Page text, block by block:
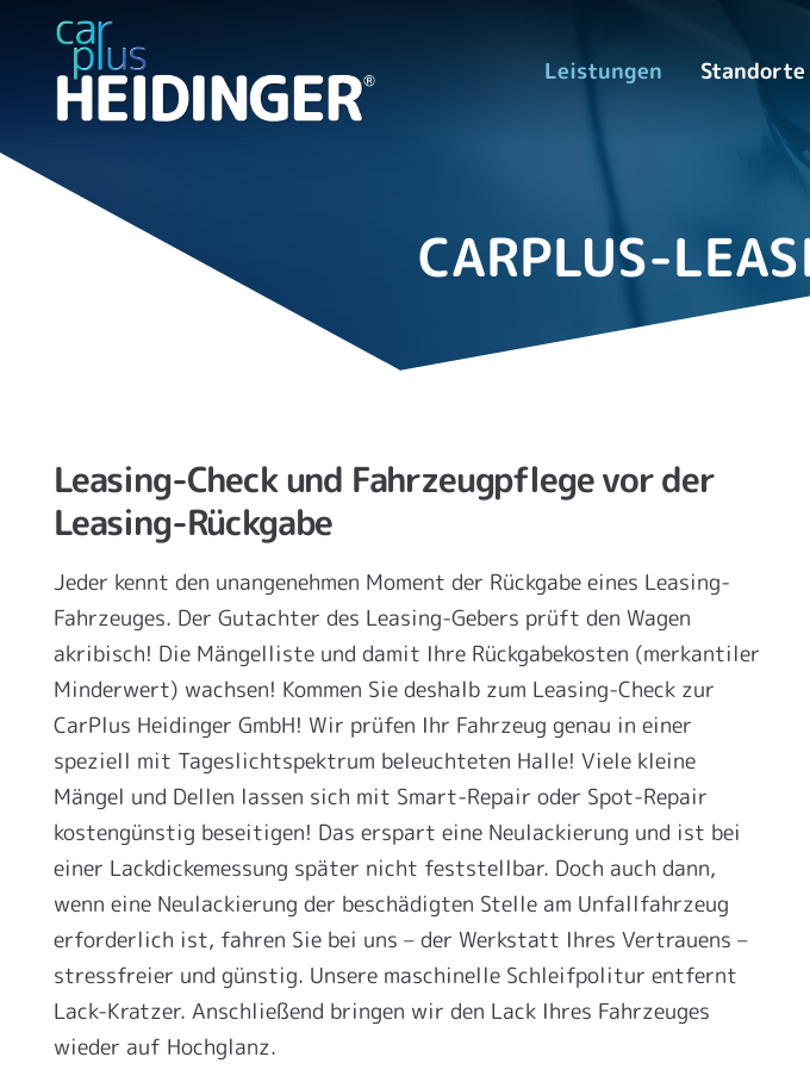
Leistungen Standorte
CARPLUS-
Leasing-Check und Fahrzeugpflege vor der
Leasing-Rückgabe
Jeder kennt den unangenehmen Moment der Rückgabe eines Leasing-
Fahrzeuges. Der Gutachter des Leasing-Gebers prüft den Wagen
akribisch! Die Mängelliste und damit Ihre Rückgabekosten (merkantiler
Minderwert) wachsen! Kommen Sie deshalb zum Leasing-Check zur
CarPlus Heidinger GmbH! Wir prüfen Ihr Fahrzeug genau in einer
speziell mit Tageslichtspektrum beleuchteten Halle! Viele kleine
Mängel und Dellen lassen sich mit Smart-Repair oder Spot-Repair
kostengünstig beseitigen! Das erspart eine Neulackierung und ist bei
einer Lackdickemessung später nicht feststellbar. Doch auch dann,
wenn eine Neulackierung der beschädigten Stelle am Unfallfahrzeug
erforderlich ist, fahren Sie bei uns – der Werkstatt Ihres Vertrauens –
stressfreier und günstig. Unsere maschinelle Schleifpolitur entfernt
Lack-Kratzer. Anschließend bringen wir den Lack Ihres Fahrzeuges
wieder auf Hochglanz.